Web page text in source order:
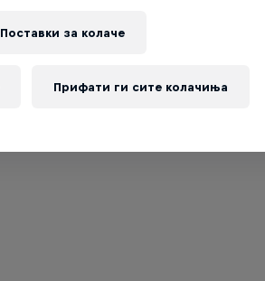
Поставки за колачe
Прифати ги сите колачиња